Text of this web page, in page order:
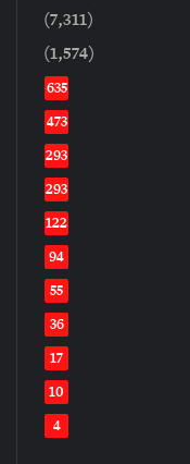
(7,311)
(1,574)
635
473
293
293
122
94
55
36
17
10
4